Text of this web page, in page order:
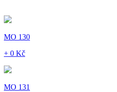
MO 130
+ 0 Kč
MO 131